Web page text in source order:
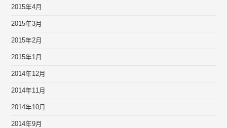
2015年4月
2015年3月
2015年2月
2015年1月
2014年12月
2014年11月
2014年10月
2014年9月